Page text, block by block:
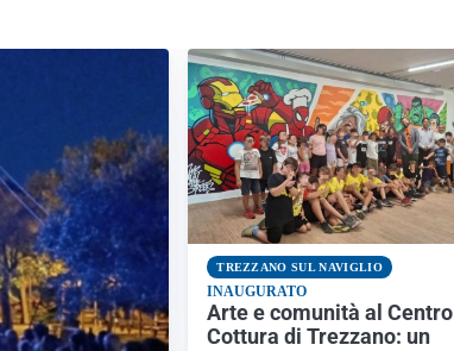
TREZZANO SUL NAVIGLIO
INAUGURATO
Arte e comunità al Centro
Cottura di Trezzano: un